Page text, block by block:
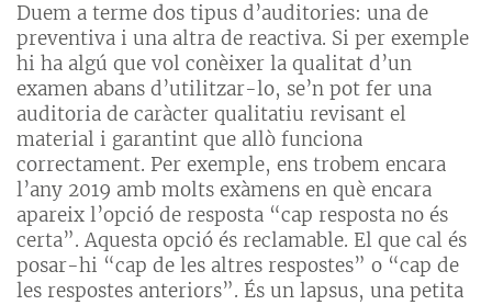
Duem a terme dos tipus d’auditories: una de
preventiva i una altra de reactiva. Si per exemple
hi ha algú que vol conèixer la qualitat d’un
examen abans d’utilitzar-lo, se’n pot fer una
auditoria de caràcter qualitatiu revisant el
material i garantint que allò funciona
correctament. Per exemple, ens trobem encara
l’any 2019 amb molts exàmens en què encara
apareix l’opció de resposta “cap resposta no és
certa”. Aquesta opció és reclamable. El que cal és
posar-hi “cap de les altres respostes” o “cap de
les respostes anteriors”. És un lapsus, una petita